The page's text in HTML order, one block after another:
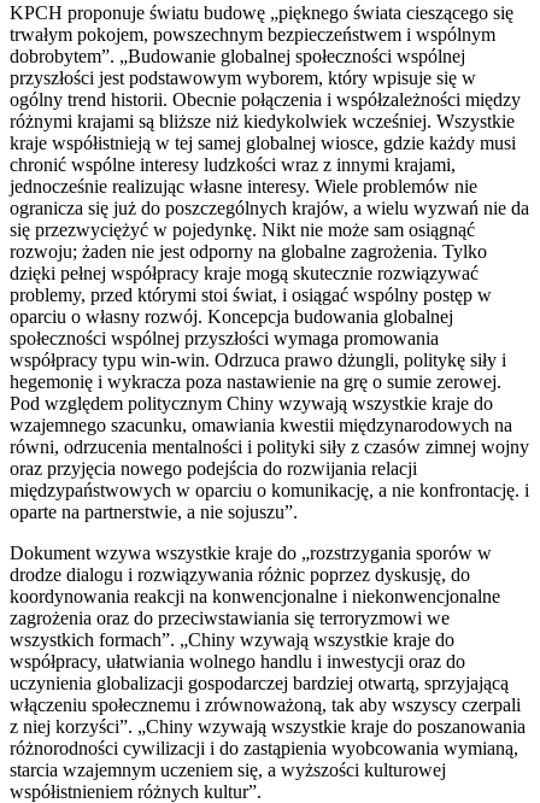
KPCH proponuje światu budowę „pięknego świata cieszącego się
trwałym pokojem, powszechnym bezpieczeństwem i wspólnym
dobrobytem”. „Budowanie globalnej społeczności wspólnej
przyszłości jest podstawowym wyborem, który wpisuje się w
ogólny trend historii. Obecnie połączenia i współzależności między
różnymi krajami są bliższe niż kiedykolwiek wcześniej. Wszystkie
kraje współistnieją w tej samej globalnej wiosce, gdzie każdy musi
chronić wspólne interesy ludzkości wraz z innymi krajami,
jednocześnie realizując własne interesy. Wiele problemów nie
ogranicza się już do poszczególnych krajów, a wielu wyzwań nie da
się przezwyciężyć w pojedynkę. Nikt nie może sam osiągnąć
rozwoju; żaden nie jest odporny na globalne zagrożenia. Tylko
dzięki pełnej współpracy kraje mogą skutecznie rozwiązywać
problemy, przed którymi stoi świat, i osiągać wspólny postęp w
oparciu o własny rozwój. Koncepcja budowania globalnej
społeczności wspólnej przyszłości wymaga promowania
współpracy typu win-win. Odrzuca prawo dżungli, politykę siły i
hegemonię i wykracza poza nastawienie na grę o sumie zerowej.
Pod względem politycznym Chiny wzywają wszystkie kraje do
wzajemnego szacunku, omawiania kwestii międzynarodowych na
równi, odrzucenia mentalności i polityki siły z czasów zimnej wojny
oraz przyjęcia nowego podejścia do rozwijania relacji
międzypaństwowych w oparciu o komunikację, a nie konfrontację. i
oparte na partnerstwie, a nie sojuszu”.
Dokument wzywa wszystkie kraje do „rozstrzygania sporów w
drodze dialogu i rozwiązywania różnic poprzez dyskusję, do
koordynowania reakcji na konwencjonalne i niekonwencjonalne
zagrożenia oraz do przeciwstawiania się terroryzmowi we
wszystkich formach”. „Chiny wzywają wszystkie kraje do
współpracy, ułatwiania wolnego handlu i inwestycji oraz do
uczynienia globalizacji gospodarczej bardziej otwartą, sprzyjającą
włączeniu społecznemu i zrównoważoną, tak aby wszyscy czerpali
z niej korzyści”. „Chiny wzywają wszystkie kraje do poszanowania
różnorodności cywilizacji i do zastąpienia wyobcowania wymianą,
starcia wzajemnym uczeniem się, a wyższości kulturowej
współistnieniem różnych kultur”.